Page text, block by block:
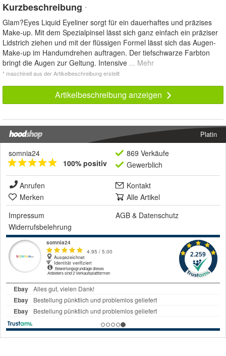
Kurzbeschreibung *
Glam?Eyes Liquid Eyeliner sorgt für ein dauerhaftes und präzises
Make-up. Mit dem Spezialpinsel lässt sich ganz einfach ein präziser
Lidstrich ziehen und mit der flüssigen Formel lässt sich das Augen-
Make-up im Handumdrehen auftragen. Der tiefschwarze Farbton
bringt die Augen zur Geltung. Intensive ... Mehr
* maschinell aus der Artikelbeschreibung erstellt
Artikelbeschreibung anzeigen
Platin
somnia24
100% positiv
869 Verkäufe
Gewerblich
Anrufen
Kontakt
Merken
Alle Artikel
Impressum
AGB & Datenschutz
Widerrufsbelehrung